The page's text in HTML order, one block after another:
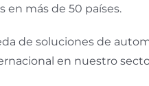
en más de 50 países.
de soluciones de
en nuestro